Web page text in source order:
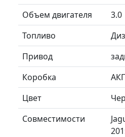
Объем двигателя
3.0
Топливо
Привод
Коробка
Цвет
Совместимости